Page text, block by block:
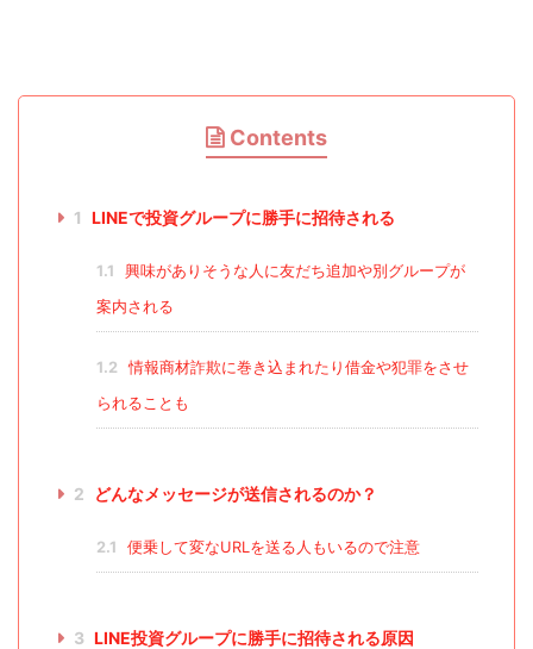
Contents
1 LINEで投資グループに勝手に招待される
1.1
興味がありそうな人に友だち追加や別グループが
案内される
1.2 情報商材詐欺に巻き込まれたり借金や犯罪をさせ
られることも
2 どんなメッセージが送信されるのか？
2.1 便乗して変なURLを送る人もいるので注意
3 LINE投資グループに勝手に招待される原因